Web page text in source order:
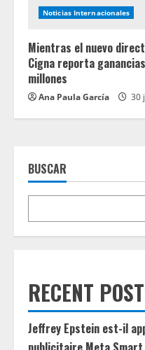
Noticias Internacionales
Mientras el nuevo
Cigna reporta
millones
Ana Paula García 30
BUSCAR
RECENT
Jeffrey Epstein est-il